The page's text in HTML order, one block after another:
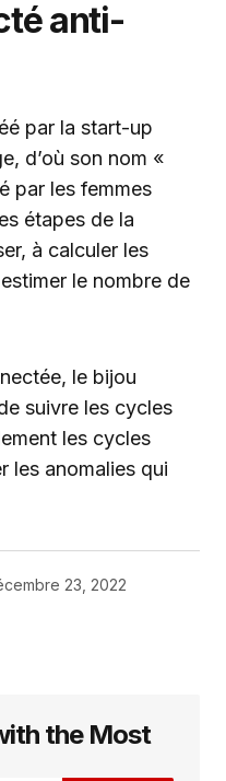
anti-
par la start-up
d’où son nom «
par les femmes
étapes de la
à calculer les
le nombre de
le bijou
suivre les cycles
les cycles
les anomalies qui
23, 2022
pas publiée. Les
avec
the Most